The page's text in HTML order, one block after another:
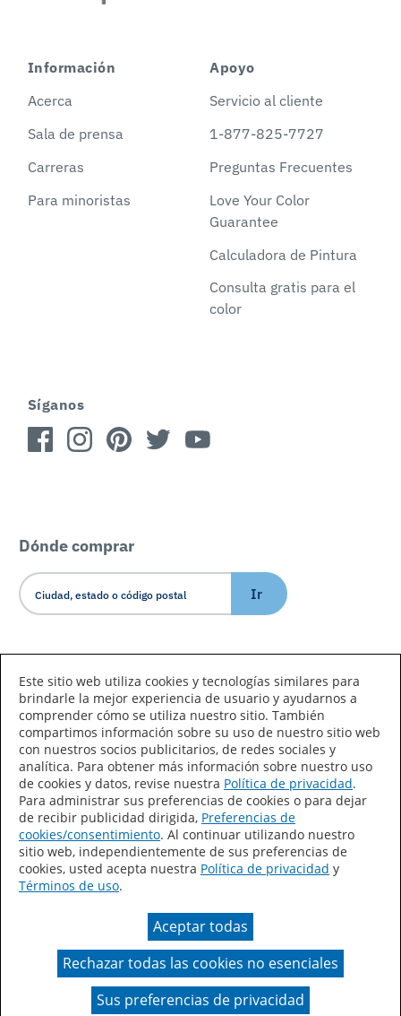
Información
Acerca
Sala de prensa
Carreras
Para minoristas
Apoyo
Servicio al cliente
1-877-825-7727
Preguntas Frecuentes
Love Your Color
Guarantee
Calculadora de Pintura
Consulta gratis para el
color
Síganos
Dónde comprar
Ir
Declaración de accesibilidad
Mapa del sitio
Términos de uso
Privacidad
Sus preferencias de privacidad
Ley de Cadenas de Suministro de California
Un color real puede variar en comparación con la
presentación en pantalla.
Este sitio web utiliza cookies y tecnologías similares para
brindarle la mejor experiencia de usuario y ayudarnos a
comprender cómo se utiliza nuestro sitio. También
compartimos información sobre su uso de nuestro sitio web
con nuestros socios publicitarios, de redes sociales y
analítica. Para obtener más información sobre nuestro uso
de cookies y datos, revise nuestra Política de privacidad.
Para administrar sus preferencias de cookies o para dejar
de recibir publicidad dirigida, Preferencias de
cookies/consentimiento. Al continuar utilizando nuestro
sitio web, independientemente de sus preferencias de
cookies, usted acepta nuestra Política de privacidad y
Términos de uso.
Aceptar todas
Rechazar todas las cookies no esenciales
Sus preferencias de privacidad